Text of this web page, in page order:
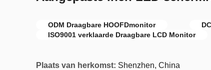
ODM Draagbare HOOFDmonitor
ISO9001 verklaarde Draagbare LCD Monitor
Plaats van herkomst: Shenzhen, China